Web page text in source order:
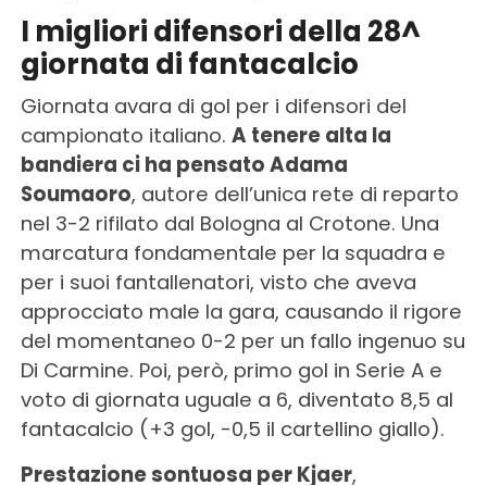
I migliori difensori della 28^
giornata di fantacalcio
Giornata avara di gol per i difensori del
campionato italiano. A tenere alta la
bandiera ci ha pensato Adama
Soumaoro, autore dell’unica rete di reparto
nel 3-2 rifilato dal Bologna al Crotone. Una
marcatura fondamentale per la squadra e
per i suoi fantallenatori, visto che aveva
approcciato male la gara, causando il rigore
del momentaneo 0-2 per un fallo ingenuo su
Di Carmine. Poi, però, primo gol in Serie A e
voto di giornata uguale a 6, diventato 8,5 al
fantacalcio (+3 gol, -0,5 il cartellino giallo).
Prestazione sontuosa per Kjaer,